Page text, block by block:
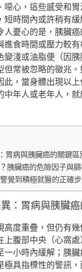
噁心，這些感受和
短時間內或許稍有
人憂心的是，胰臟
進食時間或壓力較
變淺或油脂便（因
但常被忽略的徵兆
此，當身體出現以
中年人或老年人，
胃病與胰臟癌的關鍵區
胰臟癌的危險因子與
覺到積極就醫的正確
：胃病與胰臟癌
高度重疊，但仍有
上腹部中央（心窩
一小時內緩解；胰
極具指標性的警訊